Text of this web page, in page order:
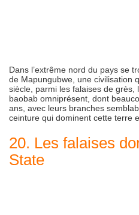
Dans l’extrême nord du pays se
de Mapungubwe, une civilisation
siècle, parmi les falaises de grès,
baobab omniprésent, dont
ans, avec leurs branches
ceinture qui dominent cette terre
20. Les falaises
State